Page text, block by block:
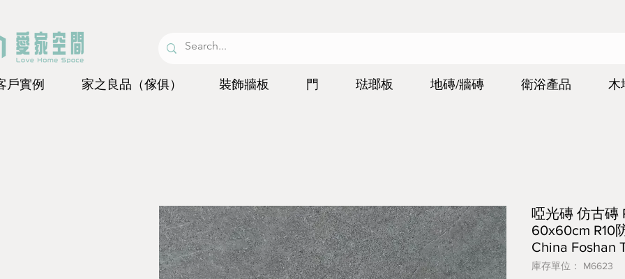
戶實例 家之良品（傢俱） 裝飾牆板 門 琺瑯板 地磚/牆磚 衛浴產品 木
啞光磚 仿古磚
60x60cm R10
China Foshan
庫存單位： M6623